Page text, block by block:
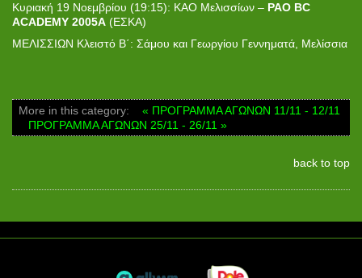
Κυριακή 19 Νοεμβρίου (19:15): ΚΑΟ Μελισσίων – PAO BC
ACADEMY 2005A (EΣΚΑ)
ΜΕΛΙΣΣΙΩΝ Κλειστό Β΄: Σάμου και Γεωργίου Γεννηματά, Μελίσσια
More in this category:
« ΠΡΟΓΡΑΜΜΑ ΑΓΩΝΩΝ 11/11 - 12/11
ΠΡΟΓΡΑΜΜΑ ΑΓΩΝΩΝ 25/11 - 26/11 »
back to top